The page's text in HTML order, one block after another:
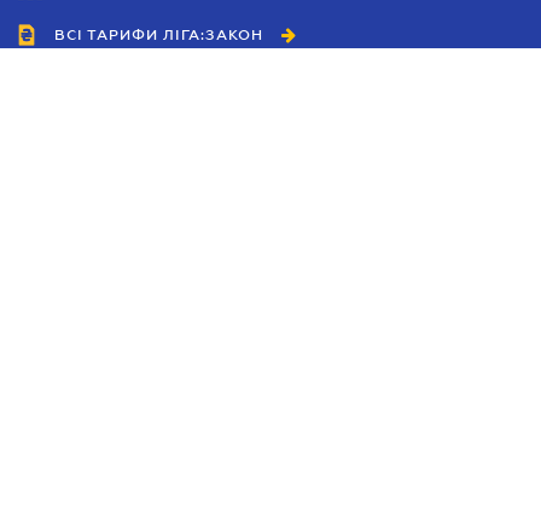
ВСІ ТАРИФИ ЛІГА:ЗАКОН